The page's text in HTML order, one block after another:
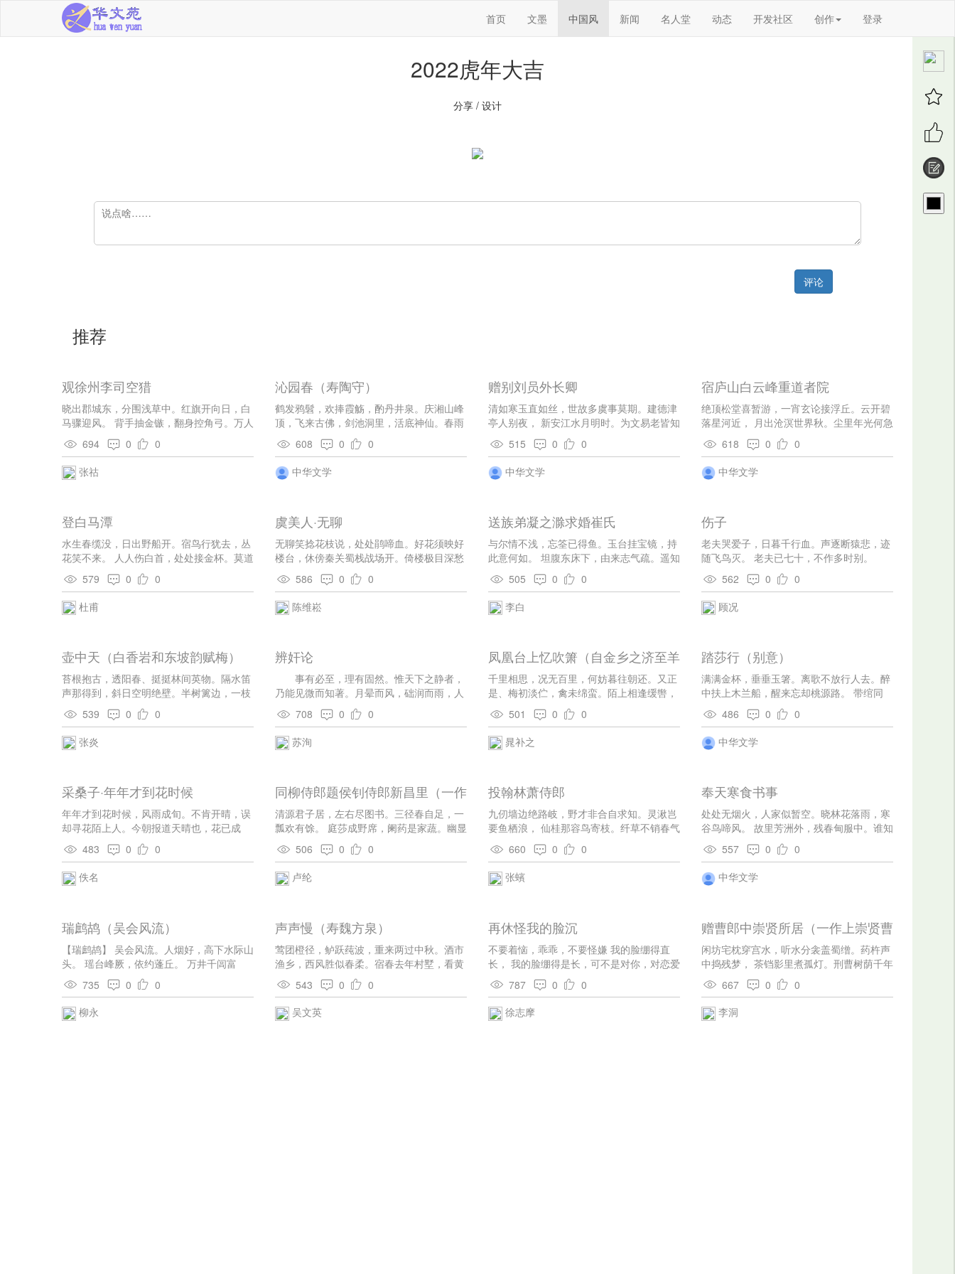
首页 文墨 中国风 新闻 名人堂 动态 开发社区 创作 登录
2022虎年大吉
分享 / 设计
评论
推荐
观徐州李司空猎
晓出郡城东，分围浅草中。红旗开向日，白
马骤迎风。 背手抽金镞，翻身控角弓。万人
齐指处，一雁落寒空。
694 0
0
张祜
沁园春（寿陶守）
鹤发鸦髫，欢捧霞觞，酌丹井泉。庆湘山峰
顶，飞来古佛，剑池洞里，活底神仙。春雨
慳时，千金斗粟，民仰使君为食天。公知
否，只活人阴德，合寿千年。宝猊香喷沈
烟。环艳翠明红拥寿筵。最一般奇特，凤雏
新贵，斑衣绿绶，光彩相鲜。帝命师臣，钦
608 0
0
中华文学
赠别刘员外长卿
清如寒玉直如丝，世故多虞事莫期。建德津
亭人别夜， 新安江水月明时。为文易老皆知
苦，谪宦无名倍足悲。 不学朱云能折槛，空
羞献纳在丹墀。
515 0
0
中华文学
宿庐山白云峰重道者院
绝顶松堂喜暂游，一宵玄论接浮丘。云开碧
落星河近， 月出沧溟世界秋。尘里年光何急
急，梦中强弱自悠悠。 他时书剑酬恩了，愿
逐鸾车看十洲。
618 0
0
中华文学
登白马潭
水生春缆没，日出野船开。宿鸟行犹去，丛
花笑不来。 人人伤白首，处处接金杯。莫道
新知要，南征且未回。
579 0
0
杜甫
虞美人·无聊
无聊笑捻花枝说，处处鹃啼血。好花须映好
楼台，休傍秦关蜀栈战场开。倚楼极目深愁
绪，更对东风语。好风休簸战旗红，早送鲥
鱼如雪过江东。
586 0
0
陈维崧
送族弟凝之滁求婚崔氏
与尔情不浅，忘筌已得鱼。玉台挂宝镜，持
此意何如。 坦腹东床下，由来志气疏。遥知
向前路，掷果定盈车。
505 0
0
李白
伤子
老夫哭爱子，日暮千行血。声逐断猿悲，迹
随飞鸟灭。 老夫已七十，不作多时别。
562
0
0
顾况
壶中天（白香岩和东坡韵赋梅）
苔根抱古，透阳春、挺挺林间英物。隔水笛
声那得到，斜日空明绝壁。半树篱边，一枝
竹外，冷艳凌苍雪。淡然相对，万花无此清
杰。 还念庾岭幽情，江南聊折，赠行人应
发。寂寂西窗闲弄影，深夜寒灯明灭。且浸
芳壶，休簪短帽，照见萧萧发。几时归去，
539 0
0
张炎
辨奸论
事有必至，理有固然。惟天下之静者，
乃能见微而知著。月晕而风，础润而雨，人
人知之。人事之推移，理势之相因，其疏阔
而难知，变化而不可测者，孰与天地阴阳之
事。而贤者有不知，其故何也?好恶乱其
中，而利害夺其外也! 昔者，山巨源见王衍
言之，其理固有可见者。以吾观之，王衍之
为人，容貌言语，固有以欺世而盗名者。然
不忮不求，与物浮沉。使晋无惠帝，仅得中
主，虽衍百千，何从而乱天下乎?卢杞之
奸，固足以败国。然而不学无文，容貌不足
以动人，言语不足以眩世，非德宗之鄙暗，
亦何从而用之?由是言之，二公之料二子，
志之人，相与造作言语，私立名字，以为颜
渊、孟轲复出，而阴贼险狠，与人异趣。是
王衍、卢杞合而为一人也。其祸岂可胜言
哉?夫面垢不忘洗，衣垢不忘浣。此人之至
情也。今也不然，衣臣虏之衣。食犬彘之
食，囚首丧面，而谈诗书，此岂其情也哉?
凡事之不近人情者，鲜不为大奸慝，竖刁、
易牙、开方是也。以盖世之名，而济其未形
708 0
0
苏洵
凤凰台上忆吹箫（自金乡之济至羊
山迎次膺）
千里相思，况无百里，何妨暮往朝还。又正
是、梅初淡伫，禽未绵蛮。陌上相逢缓辔，
风细细、云日斑斑。新晴好，得意未妨，行
尽青山。 应携后房小妓，来为我，盈盈对舞
花间。便拚了、松醪翠满，蜜炬红残。谁信
轻鞍射虎，清世里、曾有人闲。都休说，帘
501 0
0
晁补之
踏莎行（别意）
满满金杯，垂垂玉箸。离歌不放行人去。醉
中扶上木兰船，醒来忘却桃源路。 带绾同
心，钗分一股。断魂空草高唐赋。秋山万叠
水云深，茫茫无著相思处。
486 0
0
中华文学
采桑子·年年才到花时候
年年才到花时候，风雨成旬。不肯开晴，误
却寻花陌上人。今朝报道天晴也，花已成
尘。寄语花神，何似当初莫做春。
483 0
0
佚名
同柳侍郎题侯钊侍郎新昌里（一作
酬候钊侍郎春日见寄）
清源君子居，左右尽图书。三径春自足，一
瓢欢有馀。 庭莎成野席，阑药是家蔬。幽显
岂殊迹，昔贤徒病诸。
506 0
0
卢纶
投翰林萧侍郎
九仞墙边绝路岐，野才非合自求知。灵湫岂
要鱼栖浪， 仙桂那容鸟寄枝。纤草不销春气
力，微尘还助岳形仪。 从来为学投文镜，文
镜如今更有谁。
660 0
0
张蠙
奉天寒食书事
处处无烟火，人家似暂空。晓林花落雨，寒
谷鸟啼风。 故里芳洲外，残春甸服中。谁知
独西去，步步泣途穷。
557 0
0
中华文学
瑞鹧鸪（吴会风流）
【瑞鹧鸪】 吴会风流。人烟好，高下水际山
头。 瑶台峰厥，依约蓬丘。 万井千闾富
庶，雄压十三州。 触处青娥画舸，红粉朱
楼。 方面委元侯。致讼简时丰，继日欢游。
襦温胯暖，已扇民讴。 旦暮锋车命驾，重整
济川舟。 当凭时，沙堤路稳，归去难留。
735 0
0
柳永
声声慢（寿魏方泉）
莺团橙径，鲈跃莼波，重来两过中秋。酒市
渔乡，西风胜似春柔。宿春去年村墅，看黄
云、还委西畴。凤池去，信吴人有分，借与
迟留。 应是香山续梦，又凝香追咏，重到苏
州。青鬓江山，足成千岁风流。围腰御仙花
底，衬月中、金粟香浮。夜宴久，揽秋云、
543 0
0
吴文英
再休怪我的脸沉
不要着恼，乖乖，不要怪嫌 我的脸绷得直
长， 我的脸绷得是长，可不是对你，对恋爱
生厌。 不要凭空往大坑里盲跳： 胡猜是一
个大坑， 这里面坑得死人；你听我讲，乖，
用不着烦恼。 你，我的恋爱，早就不是你：
你我早变成一身， 呼吸，命运，灵魂——再
787 0
0
徐志摩
赠曹郎中崇贤所居（一作上崇贤曹
郎中）
闲坊宅枕穿宫水，听水分衾盖蜀缯。药杵声
中捣残梦， 茶铛影里煮孤灯。刑曹树荫千年
井，华岳楼开万仞冰。 诗句变风官渐紧，夜
涛舂断海边藤。
667 0
0
李洞